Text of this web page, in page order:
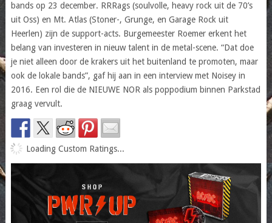
bands op 23 december. RRRags (soulvolle, heavy rock uit de 70’s
uit Oss) en Mt. Atlas (Stoner-, Grunge, en Garage Rock uit
Heerlen) zijn de support-acts. Burgemeester Roemer erkent het
belang van investeren in nieuw talent in de metal-scene. “Dat doe
je niet alleen door de krakers uit het buitenland te promoten, maar
ook de lokale bands”, gaf hij aan in een interview met Noisey in
2016. Een rol die de NIEUWE NOR als poppodium binnen Parkstad
graag vervult.
Loading Custom Ratings...